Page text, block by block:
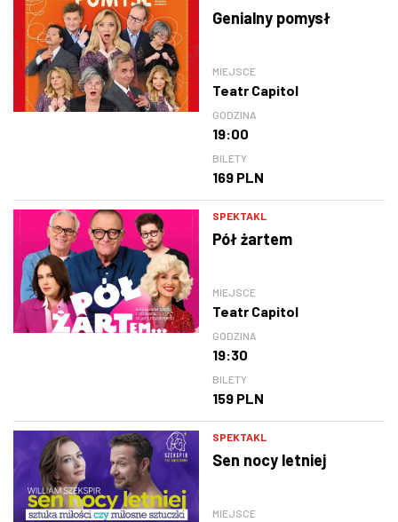
Genialny pomysł
MIEJSCE
Teatr Capitol
GODZINA
19:00
BILETY
169 PLN
SPEKTAKL
Pół żartem
MIEJSCE
Teatr Capitol
GODZINA
19:30
BILETY
159 PLN
SPEKTAKL
Sen nocy letniej
MIEJSCE